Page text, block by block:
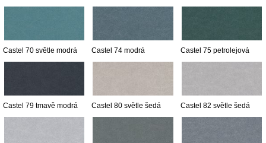
Castel 70 světle modrá Castel 74 modrá Castel 75 petrolejová
Castel 79 tmavě modrá Castel 80 světle šedá Castel 82 světle šedá